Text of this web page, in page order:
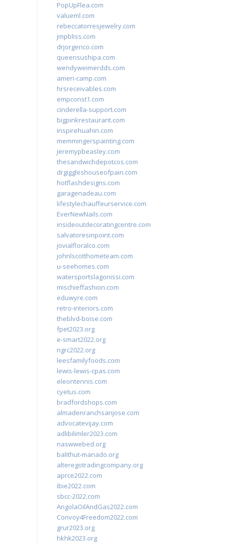
PopUpFlea.com
valueml.com
rebeccatorresjewelry.com
jmpbliss.com
drjorgerico.com
queensushipa.com
wendyweimerdds.com
ameri-camp.com
hrsreceivables.com
empconst1.com
cinderella-support.com
bigpinkrestaurant.com
inspirehuahin.com
memmingerspainting.com
jeremypbeasley.com
thesandwichdepotcos.com
drgiggleshouseofpain.com
hotflashdesigns.com
garagenadeau.com
lifestylechauffeurservice.com
EverNewNails.com
insideoutdecoratingcentre.com
salvatoresinpoint.com
jovialfloralco.com
johnlscotthometeam.com
u-seehomes.com
watersportslagonissi.com
mischieffashion.com
eduwyre.com
retro-interiors.com
theblvd-boise.com
fpet2023.org
e-smart2022.org
ngrc2022.org
leesfamilyfoods.com
lewis-lewis-cpas.com
eleontennis.com
cyetus.com
bradfordshops.com
almadenranchsanjose.com
advocatevijay.com
adlibilimler2023.com
naswwebed.org
balithut-manado.org
alteregotradingcompany.org
aprce2022.com
ibie2022.com
sbcc-2022.com
AngolaOilAndGas2022.com
Convoy4Freedom2022.com
grur2023.org
hkhk2023.org